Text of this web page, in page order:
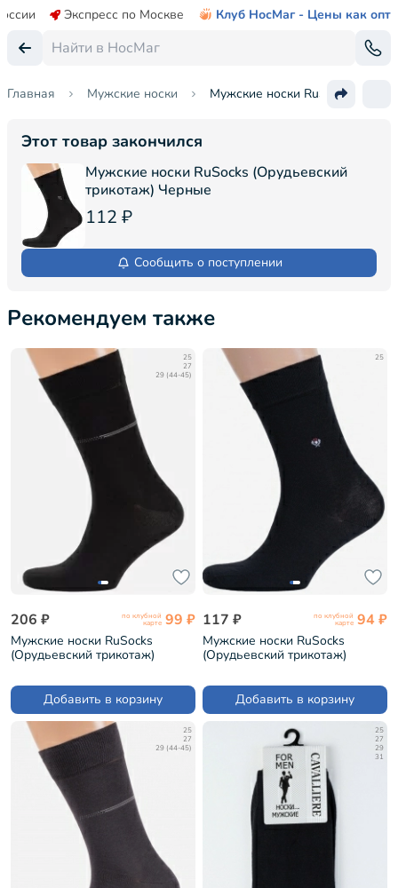
Экспресс по Москве Клуб НосМаг - Цены как опт
Главная Мужские носки Мужские носки RuSocks
Этот товар закончился
Мужские носки RuSocks (Орудьевский
трикотаж) Черные
112 ₽
Сообщить о поступлении
Рекомендуем также
25
27
29 (44-45)
206 ₽ по клубной
карте 99 ₽
Мужские носки RuSocks
(Орудьевский трикотаж)
Добавить в корзину
25
117 ₽ по клубной
карте 94 ₽
Мужские носки RuSocks
(Орудьевский трикотаж)
Добавить в корзину
25
27
29 (44-45)
25
27
29
31